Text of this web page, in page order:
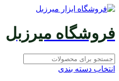
فروشگاه میرزبل
انتخاب دسته بندی